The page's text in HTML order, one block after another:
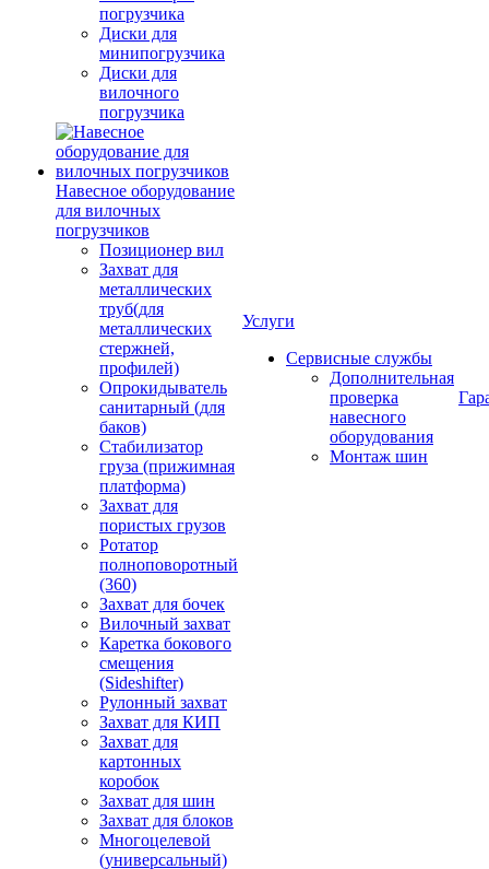
погрузчика
Диски для
минипогрузчика
Диски для
вилочного
погрузчика
Навесное оборудование
для вилочных
погрузчиков
Позиционер вил
Захват для
металлических
труб(для
металлических
стержней,
профилей)
Опрокидыватель
санитарный (для
баков)
Стабилизатор
груза (прижимная
платформа)
Захват для
пористых грузов
Ротатор
полноповоротный
(360)
Захват для бочек
Вилочный захват
Каретка бокового
смещения
(Sideshifter)
Рулонный захват
Захват для КИП
Захват для
картонных
коробок
Захват для шин
Захват для блоков
Многоцелевой
(универсальный)
Услуги
Сервисные службы
Дополнительная
проверка
навесного
оборудования
Монтаж шин